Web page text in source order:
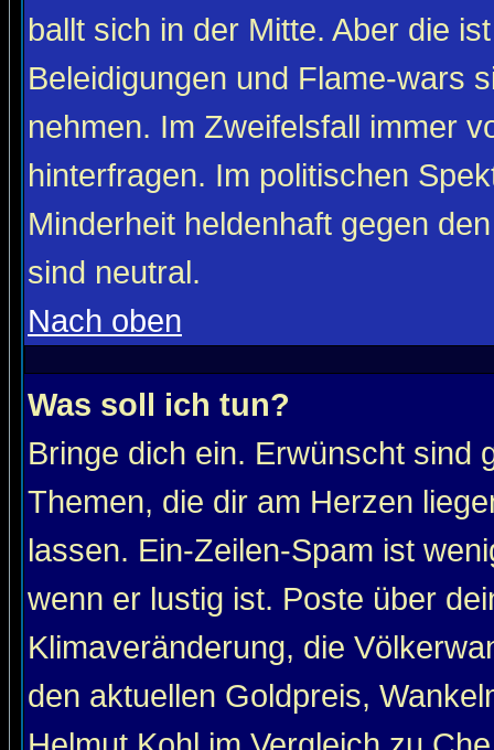
ballt sich in der Mitte. Aber die
Beleidigungen und Flame-wars
nehmen. Im Zweifelsfall immer
hinterfragen. Im politischen
Minderheit heldenhaft gegen
sind neutral.
Nach oben
Was soll ich tun?
Bringe dich ein. Erwünscht sind
Themen, die dir am Herzen
lassen. Ein-Zeilen-Spam ist
wenn er lustig ist. Poste über
Klimaveränderung, die
den aktuellen Goldpreis,